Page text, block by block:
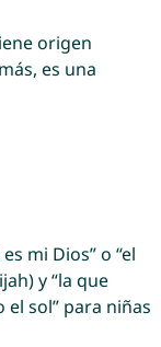
origen
es una
mi Dios” o “el
y “la que
el sol” para niñas